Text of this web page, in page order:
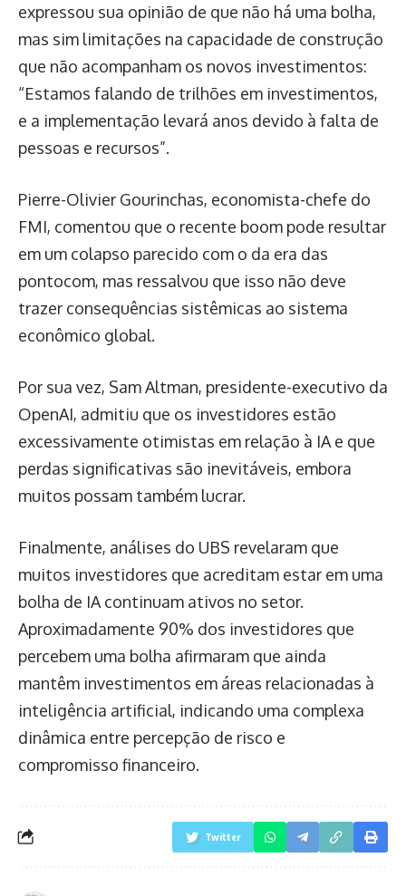
expressou sua opinião de que não há uma bolha,
mas sim limitações na capacidade de construção
que não acompanham os novos investimentos:
“Estamos falando de trilhões em investimentos,
e a implementação levará anos devido à falta de
pessoas e recursos”.
Pierre-Olivier Gourinchas, economista-chefe do
FMI, comentou que o recente boom pode resultar
em um colapso parecido com o da era das
pontocom, mas ressalvou que isso não deve
trazer consequências sistêmicas ao sistema
econômico global.
Por sua vez, Sam Altman, presidente-executivo da
OpenAI, admitiu que os investidores estão
excessivamente otimistas em relação à IA e que
perdas significativas são inevitáveis, embora
muitos possam também lucrar.
Finalmente, análises do UBS revelaram que
muitos investidores que acreditam estar em uma
bolha de IA continuam ativos no setor.
Aproximadamente 90% dos investidores que
percebem uma bolha afirmaram que ainda
mantêm investimentos em áreas relacionadas à
inteligência artificial, indicando uma complexa
dinâmica entre percepção de risco e
compromisso financeiro.
Twitter